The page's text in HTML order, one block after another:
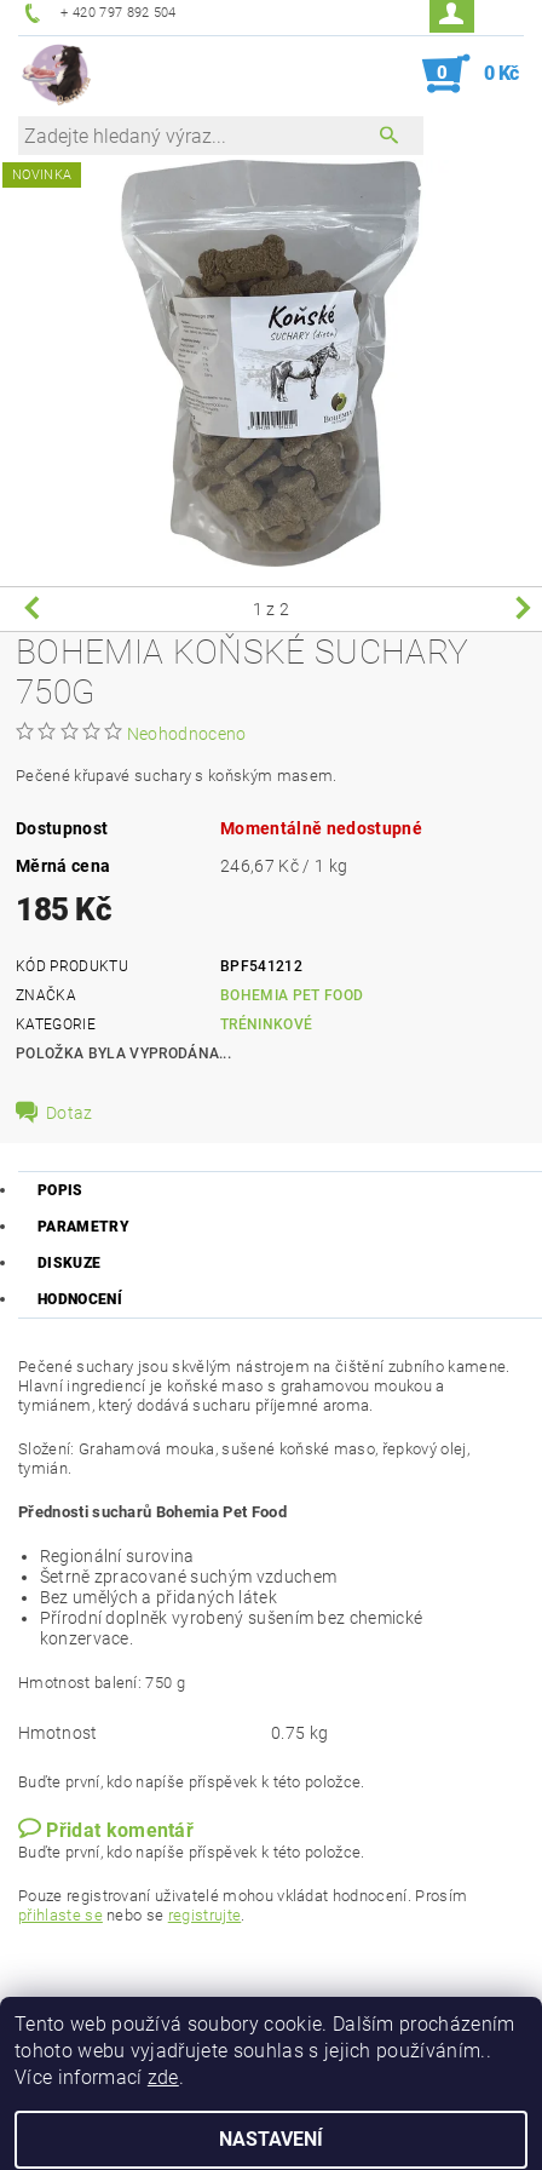
+ 420 797 892 504
0 0 Kč
NOVINKA
1 z 2
BOHEMIA KOŇSKÉ SUCHARY
750G
Neohodnoceno
Pečené křupavé suchary s koňským masem.
Dostupnost
Momentálně nedostupné
Měrná cena
246,67 Kč / 1 kg
185 Kč
KÓD PRODUKTU
BPF541212
ZNAČKA
BOHEMIA PET FOOD
KATEGORIE
TRÉNINKOVÉ
POLOŽKA BYLA VYPRODÁNA...
Dotaz
POPIS
PARAMETRY
DISKUZE
HODNOCENÍ
Pečené suchary jsou skvělým nástrojem na čištění zubního kamene.
Hlavní ingrediencí je koňské maso s grahamovou moukou a
tymiánem, který dodává sucharu příjemné aroma.
Složení: Grahamová mouka, sušené koňské maso, řepkový olej,
tymián.
Přednosti sucharů Bohemia Pet Food
Regionální surovina
Šetrně zpracované suchým vzduchem
Bez umělých a přidaných látek
Přírodní doplněk vyrobený sušením bez chemické
konzervace.
Hmotnost balení: 750 g
Hmotnost 0.75 kg
Buďte první, kdo napíše příspěvek k této položce.
Přidat komentář
Buďte první, kdo napíše příspěvek k této položce.
Pouze registrovaní uživatelé mohou vkládat hodnocení. Prosím
přihlaste senebo se registrujte.
Tento web používá soubory cookie. Dalším procházením
tohoto webu vyjadřujete souhlas s jejich používáním..
Více informací zde.
NASTAVENÍ